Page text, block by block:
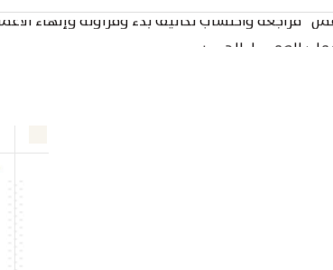
القسم“مراجعة واحتساب تكاليف بدء ومزاولة وإنهاء
السياحة”
: العمـــــل الحـــــر